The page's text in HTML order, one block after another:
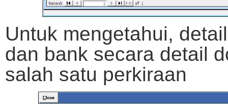
Untuk mengetahui,
dan bank secara detail
salah satu perkiraan